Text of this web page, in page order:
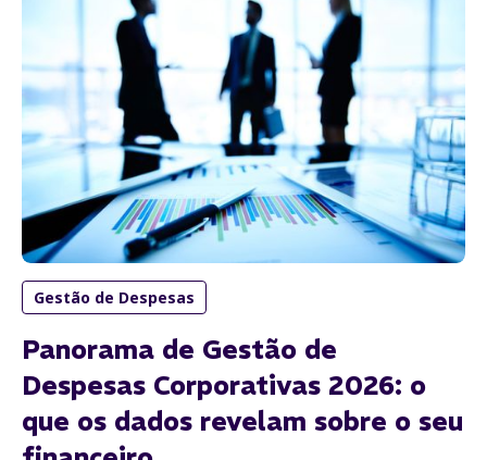
Gestão de Despesas
Panorama de Gestão de
Despesas Corporativas 2026: o
que os dados revelam sobre o seu